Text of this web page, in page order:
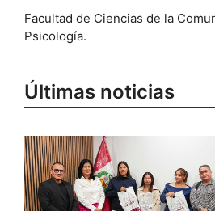
Facultad de Ciencias de la
Psicología.
Últimas noticias